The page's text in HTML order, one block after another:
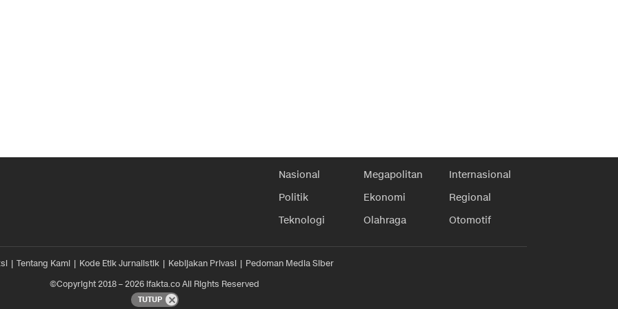
Nasional Megapolitan
Internasional
Politik
Ekonomi
Regional
Teknologi
Olahraga Otomotif
Tentang Kami Kode Etik Jurnalistik Kebijakan Privasi
Pedoman Media Siber
©Copyright 2018 – 2026 ifakta.co All Rights Reserved
TUTUP